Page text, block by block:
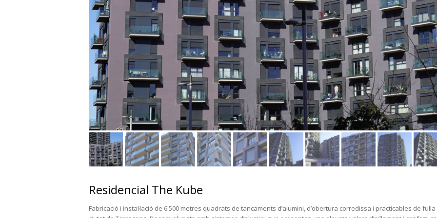
Residencial The Kube
Fabricació i instal·lació de 6.500 metres quadrats de tancaments d’alumini, d’obertura corredissa i practicables de